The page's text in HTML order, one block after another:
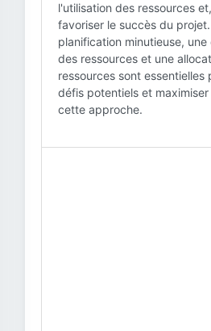
l'utilisation des ressources
favoriser le succès du
planification minutieuse,
des ressources et une
ressources sont essentielles
défis potentiels et
cette approche.